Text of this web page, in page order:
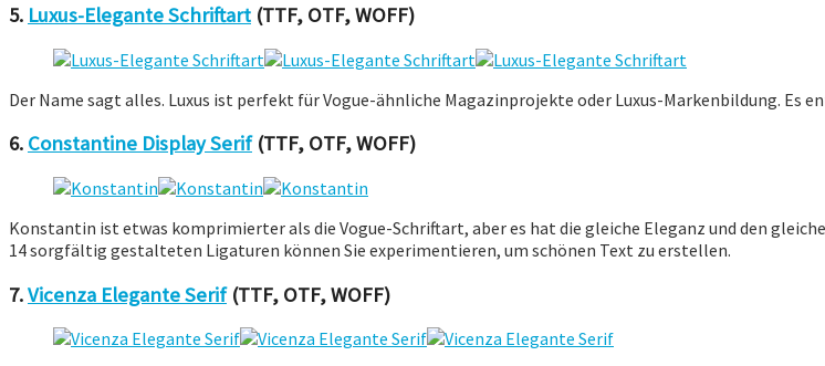
5. Luxus-Elegante Schriftart (TTF, OTF, WOFF)
Der Name sagt alles. Luxus ist perfekt für Vogue-ähnliche Magazinprojekte oder Luxus-Markenbildung.
6. Constantine Display Serif(TTF, OTF, WOFF)
Konstantin ist etwas komprimierter als die Vogue-Schriftart, aber es hat die gleiche Eleganz und den
14 sorgfältig gestalteten Ligaturen können Sie experimentieren, um schönen Text zu erstellen.
7.Vicenza Elegante Serif(TTF, OTF, WOFF)